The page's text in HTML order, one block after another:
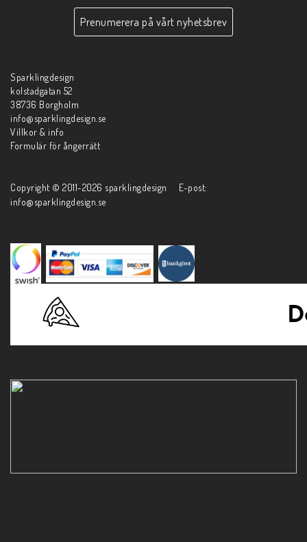
Prenumerera på vårt nyhetsbrev
Sparklingdesign
kolstadgatan 52
38736 Borgholm
info@sparklingdesign.se
Villkor & info
Formulär för ångerrätt
Copyright © 2011-2026 sparklingdesign E-post:
info@sparklingdesign.se